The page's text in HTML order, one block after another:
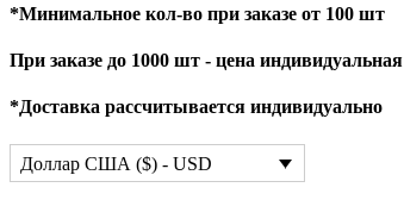
*Минимальное кол-во при заказе от 100 шт
При заказе до 1000 шт - цена индивидуальная
*Доставка рассчитывается индивидуально
Доллар США ($) - USD